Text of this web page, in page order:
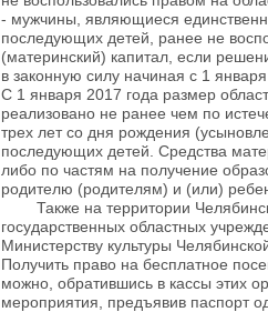
- мужчины, являющиеся
последующих детей, ранее не
(материнский) капитал, если
в законную силу начиная с 1 января
С 1 января 2017 года размер
реализовано не ранее чем по
трех лет со дня рождения
последующих детей. Средства
либо по частям на получение
родителю (родителям) и (или)
Также на территории
государственных областных
Министерству культуры
Получить право на бесплатное
можно, обратившись в кассы этих
мероприятия, предъявив паспорт